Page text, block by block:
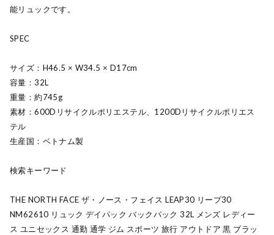
能リュックです。
SPEC
サイズ：H46.5 × W34.5 × D17cm
容量：32L
重量：約745g
素材：600Dリサイクルポリエステル、1200Dリサイクルポリエス
テル
生産国：ベトナム製
検索キーワード
THE NORTH FACE ザ・ノース・フェイス LEAP30 リープ30
NM62610 リュック デイパック バックパック 32L メンズ レディー
ス ユニセックス 通勤 通学 ジム スポーツ 旅行 アウトドア 黒 ブラッ